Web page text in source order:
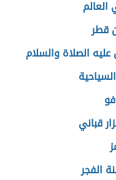
العالم
قطر
الصلاة والسلام
قباني
الفجر